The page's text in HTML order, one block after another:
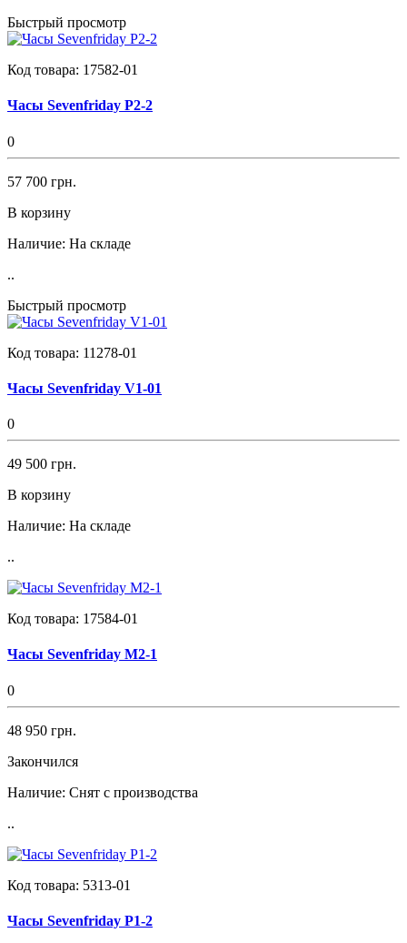
Быстрый просмотр
Код товара: 17582-01
Часы Sevenfriday P2-2
0
57 700 грн.
В корзину
Наличие: На складе
..
Быстрый просмотр
Код товара: 11278-01
Часы Sevenfriday V1-01
0
49 500 грн.
В корзину
Наличие: На складе
..
Код товара: 17584-01
Часы Sevenfriday M2-1
0
48 950 грн.
Закончился
Наличие: Снят с производства
..
Код товара: 5313-01
Часы Sevenfriday P1-2